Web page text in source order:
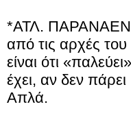
*ΑΤΛ.
από τις αρχές
είναι ότι
έχει, αν δεν
Απλά.